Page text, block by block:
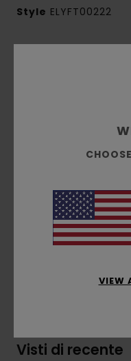
Style ELYFT00222
velluto
riciclato bonded
Interno
Collo con zip 1/4
Etichetta a
Composizione
poliestere riciclato
Visti di recente
VIEW